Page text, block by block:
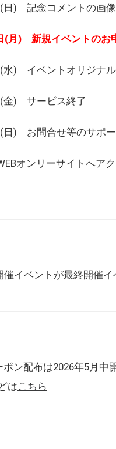
(日) 記念コメントの画
(月) 新規イベントのお
(水) イベントオリジナ
(金) サービス終了
(日) お問合せ等のサポ
オンリーサイトへ
イベントが最終開催イ
ン配布は2026年5月中
はこちら